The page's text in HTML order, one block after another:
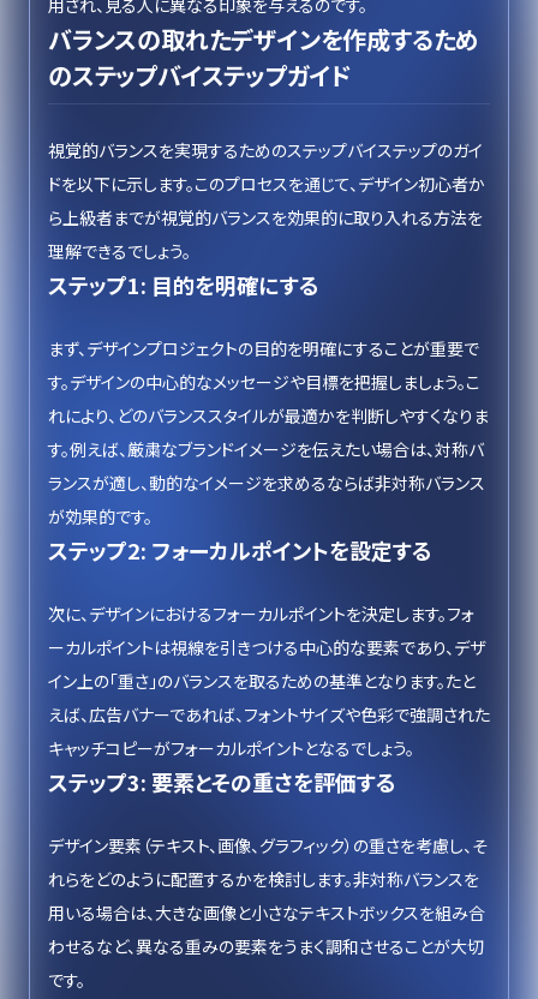
用され、見る人に異なる印象を与えるのです。
バランスの取れたデザインを作成するため
のステップバイステップガイド
視覚的バランスを実現するためのステップバイステップのガイ
ドを以下に示します。このプロセスを通じて、デザイン初心者か
ら上級者までが視覚的バランスを効果的に取り入れる方法を
理解できるでしょう。
ステップ1: 目的を明確にする
まず、デザインプロジェクトの目的を明確にすることが重要で
す。デザインの中心的なメッセージや目標を把握しましょう。こ
れにより、どのバランススタイルが最適かを判断しやすくなりま
す。例えば、厳粛なブランドイメージを伝えたい場合は、対称バ
ランスが適し、動的なイメージを求めるならば非対称バランス
が効果的です。
ステップ2: フォーカルポイントを設定する
次に、デザインにおけるフォーカルポイントを決定します。フォ
ーカルポイントは視線を引きつける中心的な要素であり、デザ
イン上の「重さ」のバランスを取るための基準となります。たと
えば、広告バナーであれば、フォントサイズや色彩で強調された
キャッチコピーがフォーカルポイントとなるでしょう。
ステップ3: 要素とその重さを評価する
デザイン要素（テキスト、画像、グラフィック）の重さを考慮し、そ
れらをどのように配置するかを検討します。非対称バランスを
用いる場合は、大きな画像と小さなテキストボックスを組み合
わせるなど、異なる重みの要素をうまく調和させることが大切
です。